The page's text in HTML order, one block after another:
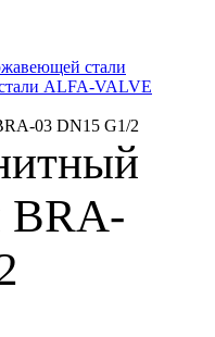
стали
ALFA-VALVE
03 DN15 G1/2